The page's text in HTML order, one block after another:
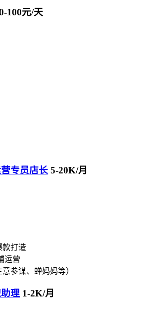
100元/天
专员店长 5-20K/月
款打造
运营
参谋、蝉妈妈等）
理 1-2K/月